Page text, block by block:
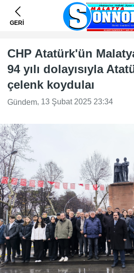
GERİ
CHP Atatürk'ün
94 yılı dolayısıyla
çelenk koydulaı
Gündem, 13 Şubat 2025 23:34